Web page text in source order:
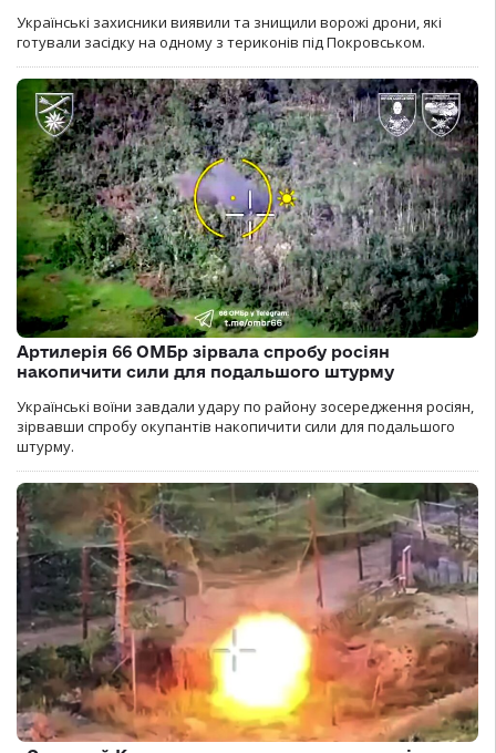
Українські захисники виявили та знищили ворожі дрони, які
готували засідку на одному з териконів під Покровськом.
Артилерія 66 ОМБр зірвала спробу росіян
накопичити сили для подальшого штурму
Українські воїни завдали удару по району зосередження росіян,
зірвавши спробу окупантів накопичити сили для подальшого
штурму.